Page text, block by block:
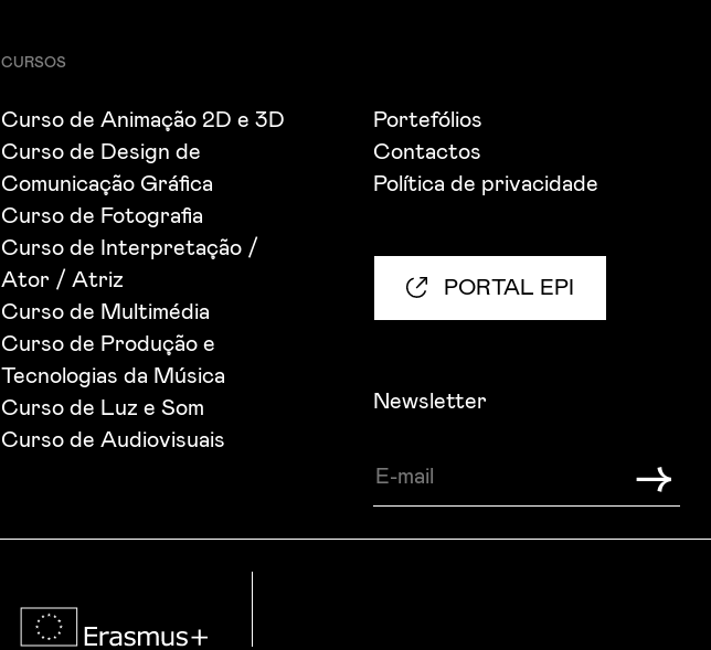
CURSOS
Curso de Animação 2D e 3D
Curso de Design de
Comunicação Gráfica
Curso de Fotografia
Curso de Interpretação /
Ator / Atriz
Curso de Multimédia
Curso de Produção e
Tecnologias da Música
Curso de Luz e Som
Curso de Audiovisuais
Portefólios
Contactos
Política de privacidade
PORTAL EPI
Newsletter